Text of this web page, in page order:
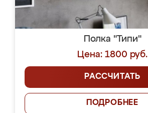
Полка "Типи"
Цена: 1800 руб.
РАССЧИТАТЬ
ПОДРОБНЕЕ